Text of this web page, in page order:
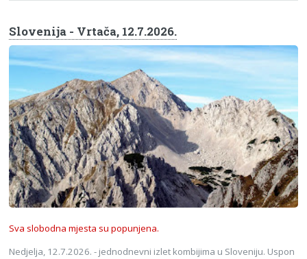
Slovenija - Vrtača, 12.7.2026.
Sva slobodna mjesta su popunjena.
Nedjelja, 12.7.2026. - jednodnevni izlet kombijima u Sloveniju. Uspon